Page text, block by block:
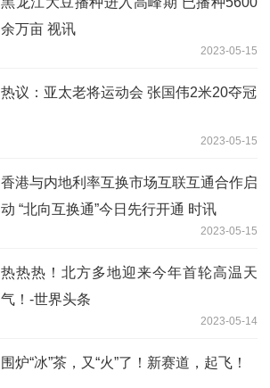
余万亩 视讯
2023-05-15
热议：亚太老将运动会 张国伟2米20夺冠
2023-05-15
香港与内地利率互换市场互联互通合作启
动 “北向互换通”今日先行开通 时讯
2023-05-15
热热热！北方多地迎来今年首轮高温天
气！-世界头条
2023-05-14
围炉“冰”茶，又“火”了！新赛道，起飞！